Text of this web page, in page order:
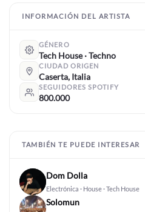
INFORMACIÓN DEL ARTISTA
GÉNERO
Tech House · Techno
CIUDAD ORIGEN
Caserta, Italia
SEGUIDORES SPOTIFY
800.000
TAMBIÉN TE PUEDE INTERESAR
Dom Dolla
Electrónica · House · Tech House
Solomun